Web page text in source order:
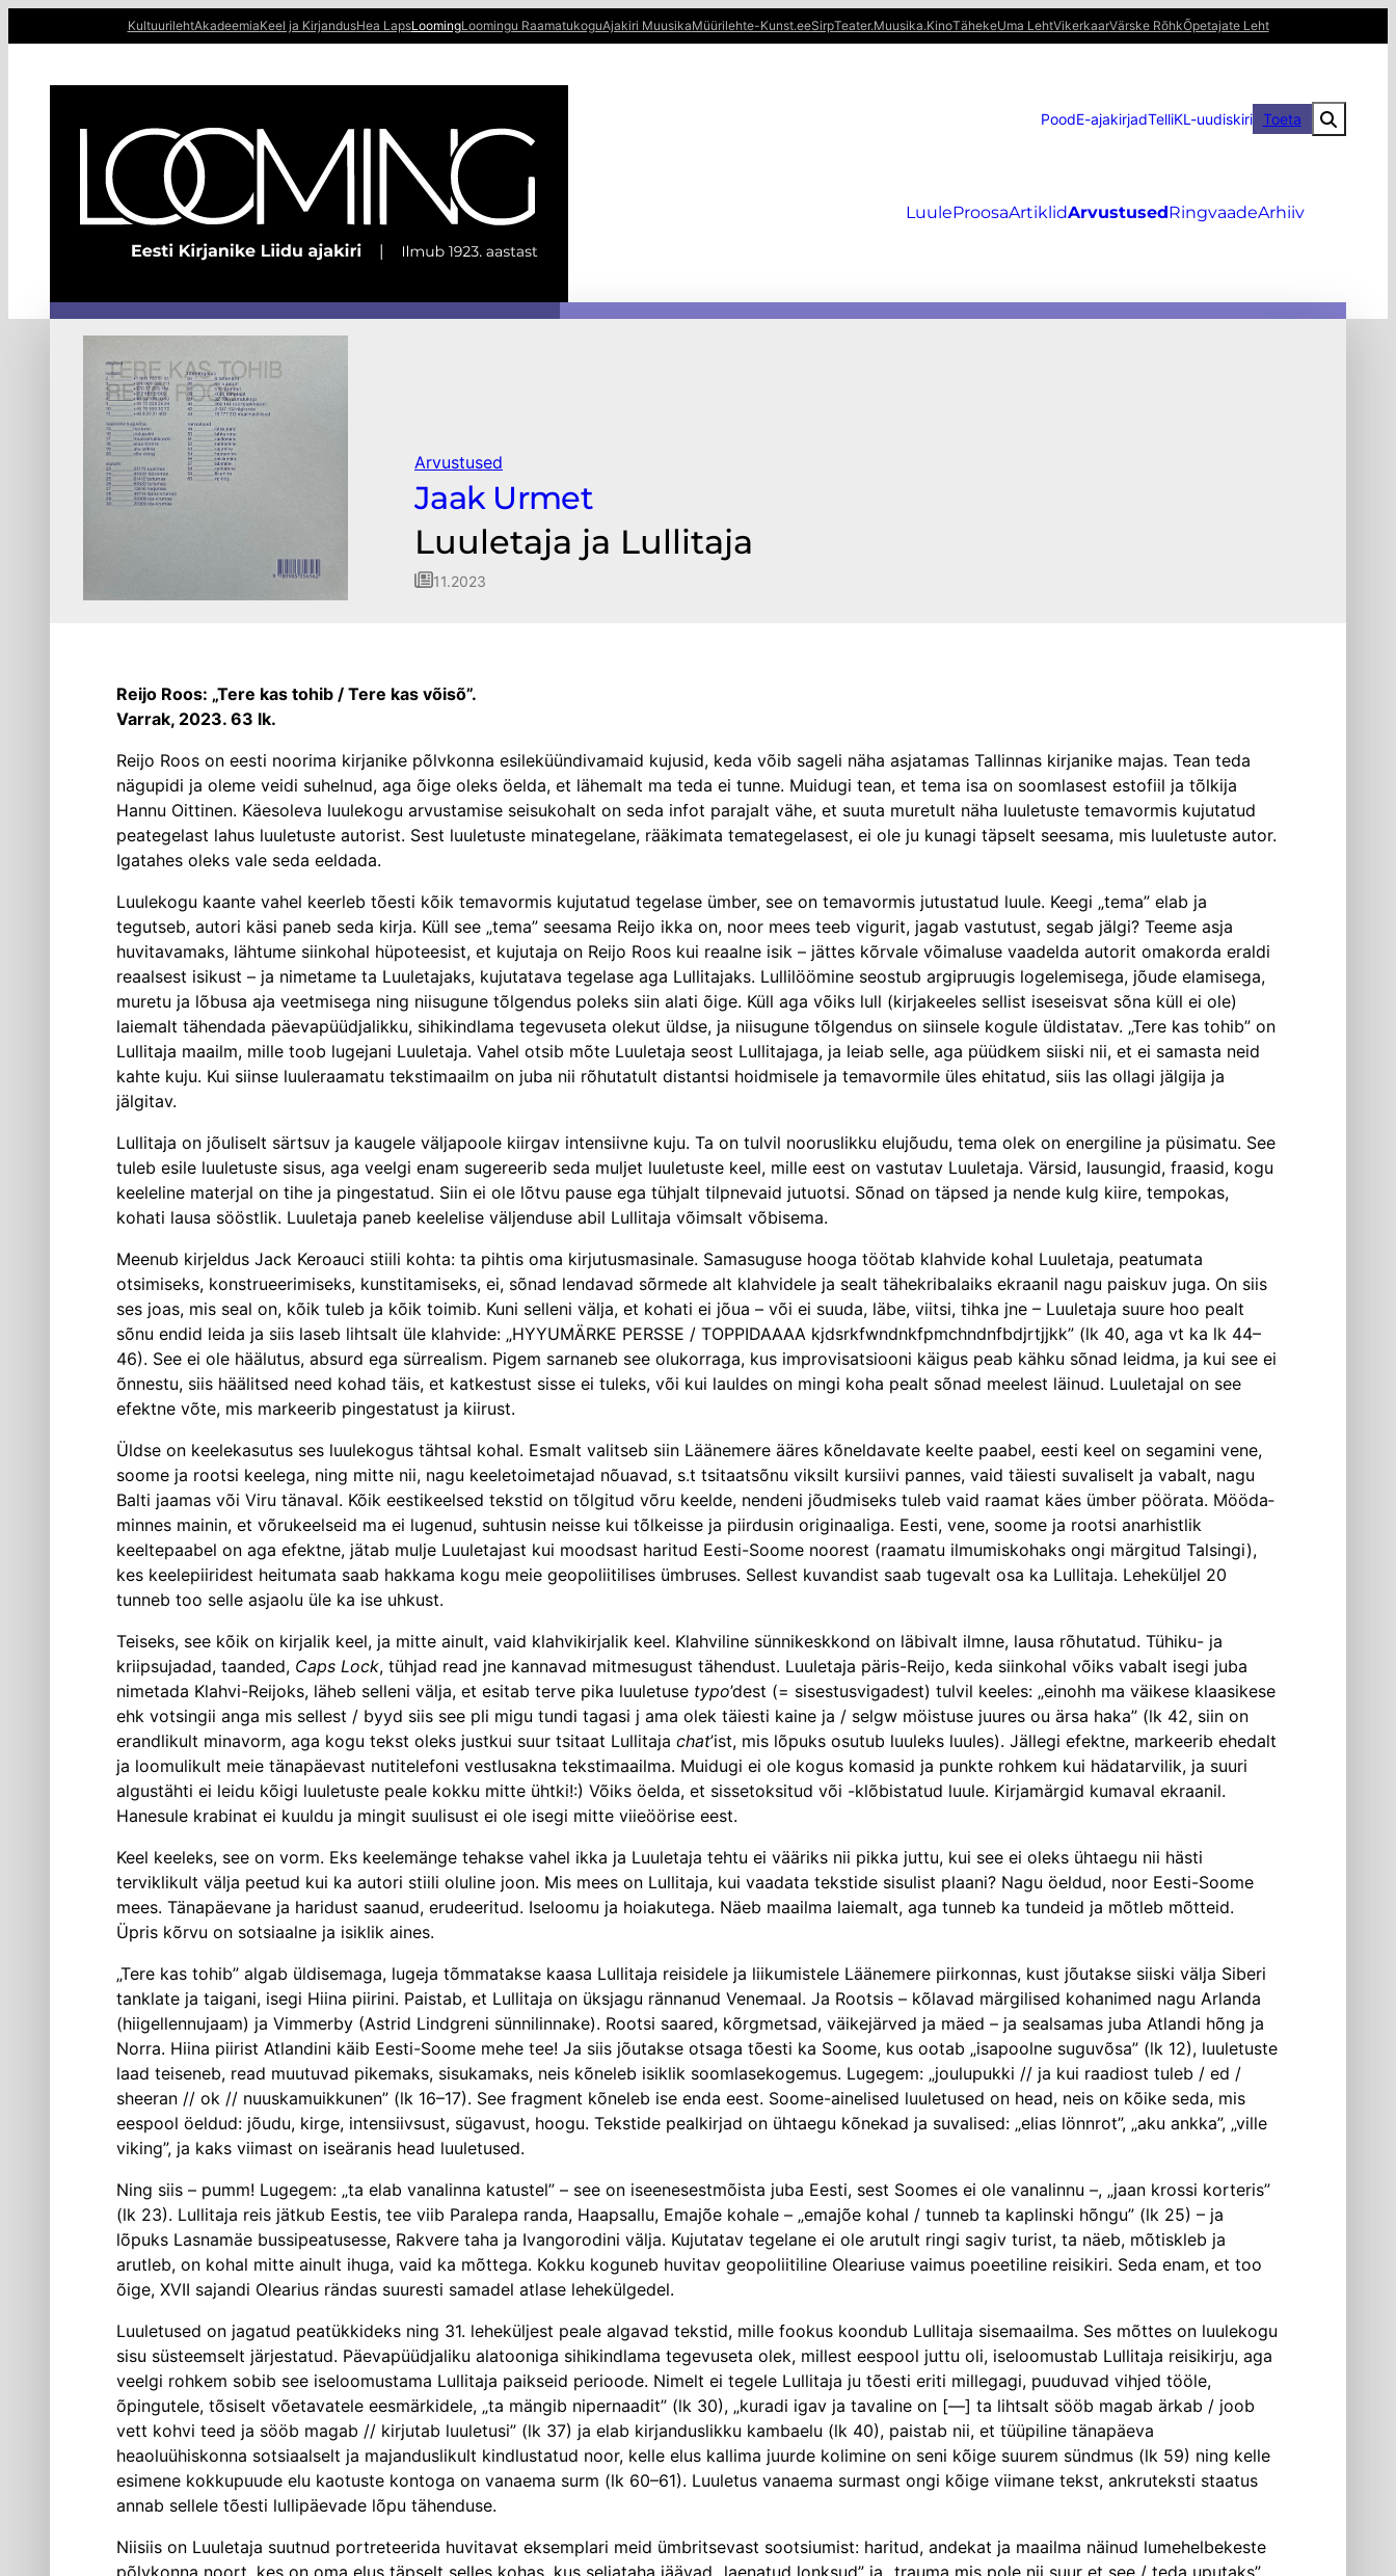
sisu
KultuurilehtAkadeemiaKeel ja KirjandusHea LapsLoomingLoomingu RaamatukoguAjakiri MuusikaMüürilehte-Kunst.eeSirpTeater.Muusika.KinoTähekeUma LehtVikerkaarVärske RõhkÕpetajate Leht
PoodE-ajakirjadTelliKL-uudiskiri Toeta
LuuleProosaArtiklidArvustusedRingvaadeArhiiv
Arvustused
Jaak Urmet
Luuletaja ja Lullitaja
11.2023
Reijo Roos: „Tere kas tohib / Tere kas võisõ”.
Varrak, 2023. 63 lk.
Reijo Roos on eesti noorima kirjanike põlvkonna esileküündivamaid kujusid, keda võib sageli näha asjatamas Tallinnas kirjanike majas. Tean teda
nägupidi ja oleme veidi suhelnud, aga õige oleks öelda, et lähemalt ma teda ei tunne. Muidugi tean, et tema isa on soomlasest estofiil ja tõlkija
Hannu Oittinen. Käesoleva luulekogu arvustamise seisukohalt on seda infot parajalt vähe, et suuta muretult näha luuletuste temavormis kujutatud
pea­tegelast lahus luuletuste autorist. Sest luuletuste mina­tegelane, rääkimata temategelasest, ei ole ju kunagi täpselt seesama, mis luuletuste autor.
Igatahes oleks vale seda eeldada.
Luulekogu kaante vahel keerleb tõesti kõik temavormis kujutatud tegelase ümber, see on temavormis jutustatud luule. Keegi „tema” elab ja
tegutseb, autori käsi paneb seda kirja. Küll see „tema” seesama Reijo ikka on, noor mees teeb vigurit, jagab vastu­tust, segab jälgi? Teeme asja
huvitava­maks, lähtume siinkohal hüpoteesist, et kujutaja on Reijo Roos kui reaalne isik – jättes kõrvale võimaluse vaadelda autorit omakorda eraldi
reaalsest isikust – ja nimetame ta Luuletajaks, kujutatava tegelase aga Lulli­tajaks. Lullilöömine seostub argipruugis logelemisega, jõude elamisega,
muretu ja lõbusa aja veetmisega ning niisugune tõlgendus poleks siin alati õige. Küll aga võiks lull (kirjakeeles sellist iseseisvat sõna küll ei ole)
laiemalt tähendada päevapüüdjalikku, sihikindlama tegevuseta olekut üldse, ja niisugune tõlgendus on siinsele kogule üldistatav. „Tere kas tohib” on
Lullitaja maailm, mille toob lugejani Luuletaja. Vahel otsib mõte Luuletaja seost Lullitajaga, ja leiab selle, aga püüdkem siiski nii, et ei samasta neid
kahte kuju. Kui siinse luuleraamatu tekstimaailm on juba nii rõhutatult distantsi hoidmisele ja temavormile üles ehitatud, siis las ollagi jälgija ja
jälgitav.
Lullitaja on jõuliselt särtsuv ja kaugele väljapoole kiirgav intensiivne kuju. Ta on tulvil nooruslikku elujõudu, tema olek on energiline ja püsimatu. See
tuleb esile luuletuste sisus, aga veelgi enam sugereerib seda muljet luuletuste keel, mille eest on vastutav Luuletaja. Värsid, lausungid, fraasid, kogu
keeleline materjal on tihe ja pingestatud. Siin ei ole lõtvu pause ega tühjalt tilpnevaid jutuotsi. Sõnad on täpsed ja nende kulg kiire, tempokas,
kohati lausa sööstlik. Luuletaja paneb keelelise väljenduse abil Lullitaja võimsalt võbisema.
Meenub kirjeldus Jack Keroauci stiili kohta: ta pihtis oma kirjutusmasinale. Samasuguse hooga töötab klahvide kohal Luuletaja, peatumata
otsimiseks, konstrueerimiseks, kunstitamiseks, ei, sõnad lendavad sõrmede alt klahvidele ja sealt tähekribalaiks ekraanil nagu paiskuv juga. On siis
ses joas, mis seal on, kõik tuleb ja kõik toimib. Kuni selleni välja, et kohati ei jõua – või ei suuda, läbe, viitsi, tihka jne – Luuletaja suure hoo pealt
sõnu endid leida ja siis laseb lihtsalt üle klahvide: „HYYUMÄRKE PERSSE / TOPPIDAAAA kjdsrkfwndnkfpmchndnfbdjrtjjkk” (lk 40, aga vt ka lk 44–
46). See ei ole häälutus, absurd ega sürrealism. Pigem sarnaneb see olukorraga, kus improvisatsiooni käigus peab kähku sõnad leidma, ja kui see ei
õnnestu, siis häälitsed need kohad täis, et katkestust sisse ei tuleks, või kui lauldes on mingi koha pealt sõnad meelest läinud. Luuletajal on see
efektne võte, mis markeerib pingestatust ja kiirust.
Üldse on keelekasutus ses luulekogus tähtsal kohal. Esmalt valitseb siin Lääne­mere ääres kõneldavate keelte paabel, eesti keel on segamini vene,
soome ja rootsi keelega, ning mitte nii, nagu keeletoimetajad nõuavad, s.t tsitaatsõnu viksilt kursiivi pannes, vaid täiesti suvaliselt ja vabalt, nagu
Balti jaamas või Viru tänaval. Kõik eestikeelsed tekstid on tõlgitud võru keelde, nendeni jõudmiseks tuleb vaid raamat käes ümber pöörata. Mööda­
minnes mainin, et võrukeelseid ma ei lugenud, suhtusin neisse kui tõlkeisse ja piirdusin originaaliga. Eesti, vene, soome ja rootsi anarhistlik
keeltepaabel on aga efektne, jätab mulje Luuletajast kui moodsast haritud Eesti-Soome noorest (raamatu ilmumiskohaks ongi märgitud Talsingi),
kes keelepiiridest heitumata saab hakkama kogu meie geopoliitilises ümbruses. Sellest kuvandist saab tugevalt osa ka Lullitaja. Leheküljel 20
tunneb too selle asjaolu üle ka ise uhkust.
Teiseks, see kõik on kirjalik keel, ja mitte ainult, vaid klahvikirjalik keel. Klahviline sünnikeskkond on läbivalt ilmne, lausa rõhutatud. Tühiku- ja
kriipsujadad, taanded, Caps Lock, tühjad read jne kannavad mitmesugust tähendust. Luuletaja päris-Reijo, keda siinkohal võiks vabalt isegi juba
nimetada Klahvi-Reijoks, läheb selleni välja, et esitab terve pika luuletuse typo’dest (= sisestusvigadest) tulvil keeles: „einohh ma väikese klaasikese
ehk votsingii anga mis sellest / byyd siis see pli migu tundi tagasi j ama olek täiesti kaine ja / selgw möistuse juures ou ärsa haka” (lk 42, siin on
erandlikult minavorm, aga kogu tekst oleks justkui suur tsitaat Lullitaja chat’ist, mis lõpuks osutub luuleks luules). Jällegi efektne, markeerib ehedalt
ja loomulikult meie tänapäevast nutitelefoni vestlusakna tekstimaailma. Muidugi ei ole kogus komasid ja punkte rohkem kui hädatarvilik, ja suuri
algustähti ei leidu kõigi luule­tuste peale kokku mitte ühtki!:) Võiks öelda, et sissetoksitud või -klõbistatud luule. Kirjamärgid kumaval ekraanil.
Hanesule krabinat ei kuuldu ja mingit suulisust ei ole isegi mitte viieöörise eest.
Keel keeleks, see on vorm. Eks keelemänge tehakse vahel ikka ja Luuletaja tehtu ei vääriks nii pikka juttu, kui see ei oleks ühtaegu nii hästi
terviklikult välja peetud kui ka autori stiili oluline joon. Mis mees on Lullitaja, kui vaadata tekstide sisulist plaani? Nagu öeldud, noor Eesti-Soome
mees. Tänapäevane ja haridust saanud, erudeeritud. Iseloomu ja hoiakutega. Näeb maailma laiemalt, aga tunneb ka tundeid ja mõtleb mõtteid.
Üpris kõrvu on sotsiaalne ja isiklik aines.
„Tere kas tohib” algab üldisemaga, lugeja tõmmatakse kaasa Lullitaja reisidele ja liikumistele Läänemere piirkonnas, kust jõutakse siiski välja Siberi
tanklate ja taigani, isegi Hiina piirini. Paistab, et Lulli­taja on üksjagu rännanud Venemaal. Ja Rootsis – kõlavad märgilised kohanimed nagu Arlanda
(hiigellennujaam) ja Vimmerby (Astrid Lindgreni sünnilinnake). Rootsi saared, kõrgmetsad, väikejärved ja mäed – ja sealsamas juba Atlandi hõng ja
Norra. Hiina piirist Atlandini käib Eesti-Soome mehe tee! Ja siis jõutakse otsaga tõesti ka Soome, kus ootab „isapoolne suguvõsa” (lk 12), luuletuste
laad teiseneb, read muutuvad pikemaks, sisukamaks, neis kõneleb isiklik soomlasekogemus. Lugegem: „joulupukki // ja kui raadiost tuleb / ed /
sheeran // ok // nuuskamuikkunen” (lk 16–17). See fragment kõneleb ise enda eest. Soome-ainelised luuletused on head, neis on kõike seda, mis
eespool öeldud: jõudu, kirge, intensiivsust, sügavust, hoogu. Tekstide pealkirjad on ühtaegu kõnekad ja suvalised: „elias lönnrot”, „aku ankka”, „ville
viking”, ja kaks viimast on iseäranis head luuletused.
Ning siis – pumm! Lugegem: „ta elab vanalinna katustel” – see on iseenesestmõista juba Eesti, sest Soomes ei ole vanalinnu –, „jaan krossi korteris”
(lk 23). Lullitaja reis jätkub Eestis, tee viib Paralepa randa, Haapsallu, Emajõe kohale – „emajõe kohal / tunneb ta kaplinski hõngu” (lk 25) – ja
lõpuks Lasnamäe bussipeatusesse, Rakvere taha ja Ivangorodini välja. Kujutatav tegelane ei ole arutult ringi sagiv turist, ta näeb, mõtiskleb ja
arutleb, on kohal mitte ainult ihuga, vaid ka mõttega. Kokku koguneb huvitav geopoliitiline Oleariuse vaimus poeetiline reisikiri. Seda enam, et too
õige, XVII sajandi Olearius rändas suuresti samadel atlase lehekülgedel.
Luuletused on jagatud peatükkideks ning 31. leheküljest peale algavad tekstid, mille fookus koondub Lullitaja sisemaailma. Ses mõttes on luulekogu
sisu süsteemselt järjestatud. Päevapüüdjaliku alatooniga sihikindlama tegevuseta olek, millest eespool juttu oli, iseloomustab Lulli­taja reisikirju, aga
veelgi rohkem sobib see iseloomustama Lullitaja paikseid perioode. Nimelt ei tegele Lullitaja ju tõesti eriti millegagi, puuduvad vihjed tööle,
õpingutele, tõsiselt võetavatele eesmärkidele, „ta mängib nipernaadit” (lk 30), „kuradi igav ja tavaline on [—] ta lihtsalt sööb magab ärkab / joob
vett kohvi teed ja sööb magab // kirjutab luuletusi” (lk 37) ja elab kirjanduslikku kambaelu (lk 40), paistab nii, et tüüpiline tänapäeva
heaoluühiskonna sotsiaalselt ja majanduslikult kindlustatud noor, kelle elus kallima juurde kolimine on seni kõige suurem sündmus (lk 59) ning kelle
esimene kokkupuude elu kaotuste kontoga on vanaema surm (lk 60–61). Luuletus vanaema surmast ongi kõige viimane tekst, ankruteksti staatus
annab sellele tõesti lullipäevade lõpu tähenduse.
Niisiis on Luuletaja suutnud portreteerida huvitavat eksemplari meid ümbritsevast sootsiumist: haritud, andekat ja maailma näinud lumehelbekeste